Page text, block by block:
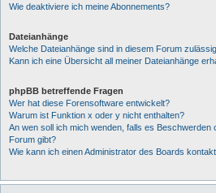
Wie deaktiviere ich meine Abonnements?
Dateianhänge
Welche Dateianhänge sind in diesem Forum
Kann ich eine Übersicht all meiner Dateianhänge
phpBB betreffende Fragen
Wer hat diese Forensoftware entwickelt?
Warum ist Funktion x oder y nicht enthalten?
An wen soll ich mich wenden, falls es Beschwerden
Forum gibt?
Wie kann ich einen Administrator des Boards